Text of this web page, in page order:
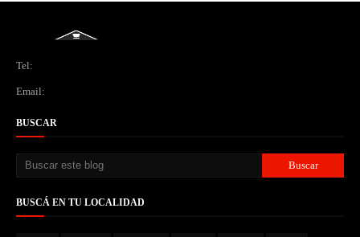
Tel:
Email:
BUSCAR
BUSCÁ EN TU LOCALIDAD